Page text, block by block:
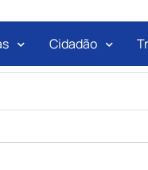
Cidadão